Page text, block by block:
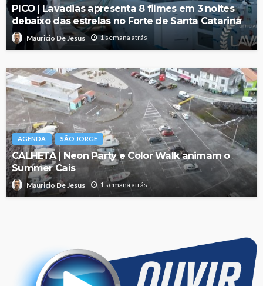
PICO | Lavadias apresenta 8 filmes em 3 noites
debaixo das estrelas no Forte de Santa Catarina
Mauricio De Jesus 1 semana atrás
AGENDA SÃO JORGE
CALHETA | Neon Party e Color Walk animam o
Summer Cais
Mauricio De Jesus 1 semana atrás